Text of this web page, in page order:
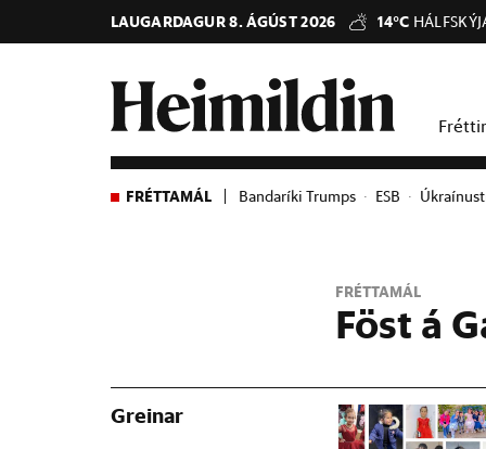
LAUGARDAGUR 8. ÁGÚST 2026 14°C
Fréttir
FRÉTTAMÁL Bandaríki Trumps ESB
FRÉTTAMÁL
Föst á
Greinar